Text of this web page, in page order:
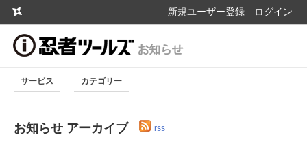
新規ユーザー登録 ログイン
サービス カテゴリー
お知らせ アーカイブ rss